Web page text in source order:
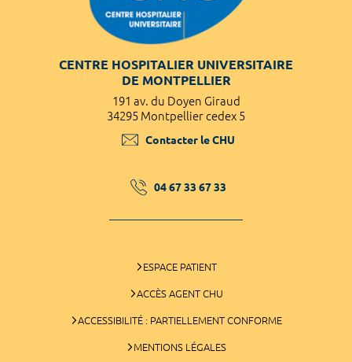
CENTRE HOSPITALIER UNIVERSITAIRE
DE MONTPELLIER
191 av. du Doyen Giraud
34295 Montpellier cedex 5
Contacter le CHU
04 67 33 67 33
ESPACE PATIENT
ACCÈS AGENT CHU
ACCESSIBILITÉ : PARTIELLEMENT CONFORME
MENTIONS LÉGALES